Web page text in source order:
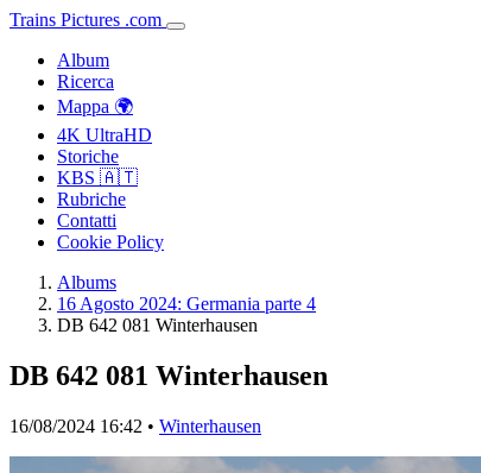
Trains Pictures .com
Album
Ricerca
Mappa 🌍
4K UltraHD
Storiche
KBS 🇦🇹
Rubriche
Contatti
Cookie Policy
Albums
16 Agosto 2024: Germania parte 4
DB 642 081 Winterhausen
DB 642 081 Winterhausen
16/08/2024 16:42 • Winterhausen